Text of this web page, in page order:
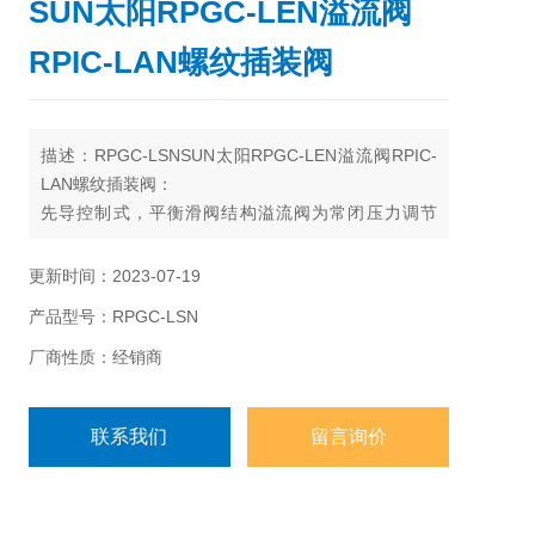
SUN太阳RPGC-LEN溢流阀
RPIC-LAN螺纹插装阀
描述：RPGC-LSNSUN太阳RPGC-LEN溢流阀RPIC-
LAN螺纹插装阀：
先导控制式，平衡滑阀结构溢流阀为常闭压力调节
（口2）溢流，节流以调节压力。此类阀压力调节精度
小，响应速度适中
更新时间：2023-07-19
产品型号：RPGC-LSN
厂商性质：经销商
联系我们 留言询价